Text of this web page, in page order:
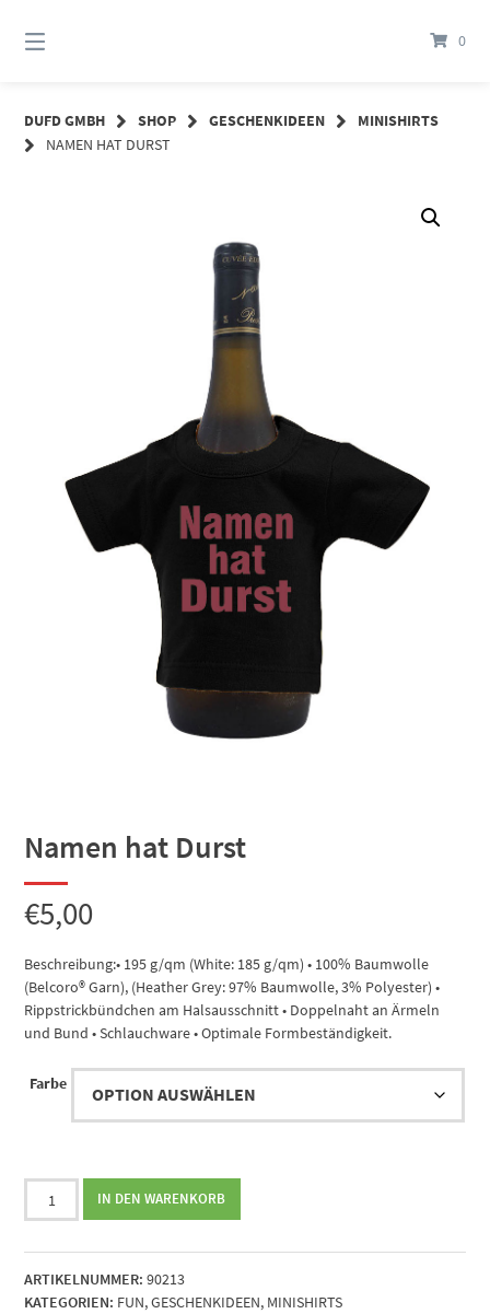
zum
Inhalt
0
DUFD GMBH SHOP GESCHENKIDEEN
MINISHIRTS
NAMEN HAT DURST
Namen hat Durst
€5,00
Beschreibung:• 195 g/qm (White: 185 g/qm) • 100% Baumwolle
(Belcoro® Garn), (Heather Grey: 97% Baumwolle, 3% Polyester) •
Rippstrickbündchen am Halsausschnitt • Doppelnaht an Ärmeln
und Bund • Schlauchware • Optimale Formbeständigkeit.
Farbe
Namen
Menge
IN DEN WARENKORB
ARTIKELNUMMER: 90213
KATEGORIEN: FUN,GESCHENKIDEEN, MINISHIRTS